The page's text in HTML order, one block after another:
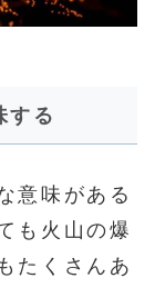
する
意味がある
も火山の爆
たくさんあ